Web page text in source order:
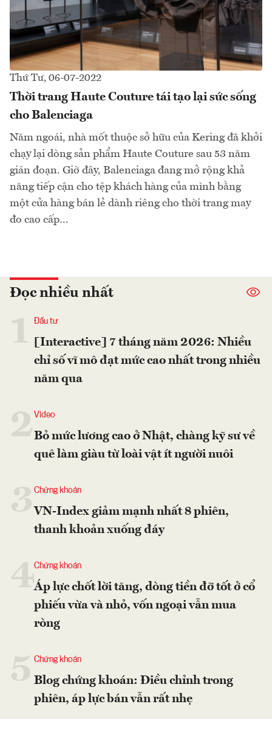
Thứ Tư, 06-07-2022
Thời trang Haute Couture tái tạo lại sức sống
cho Balenciaga
Năm ngoái, nhà mốt thuộc sở hữu của Kering đã khởi
chạy lại dòng sản phẩm Haute Couture sau 53 năm
gián đoạn. Giờ đây, Balenciaga đang mở rộng khả
năng tiếp cận cho tệp khách hàng của mình bằng
một cửa hàng bán lẻ dành riêng cho thời trang may
đo cao cấp...
Đọc nhiều nhất
Đầu tư
[Interactive] 7 tháng năm 2026: Nhiều
chỉ số vĩ mô đạt mức cao nhất trong nhiều
năm qua
2Video
Bỏ mức lương cao ở Nhật, chàng kỹ sư về
quê làm giàu từ loài vật ít người nuôi
Chứng khoán
VN-Index giảm mạnh nhất 8 phiên,
thanh khoản xuống đáy
4Chứng khoán
Áp lực chốt lời tăng, dòng tiền đỡ tốt ở cổ
phiếu vừa và nhỏ, vốn ngoại vẫn mua
ròng
Chứng khoán
Blog chứng khoán: Điều chỉnh trong
phiên, áp lực bán vẫn rất nhẹ